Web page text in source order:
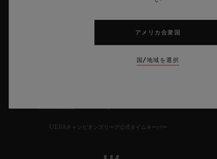
UEFAチャンピオンズリーグ公式タイムキーパー
アメリカ合衆国
国/地域を選択